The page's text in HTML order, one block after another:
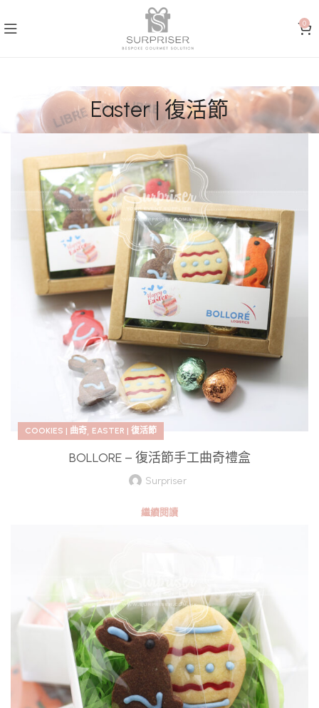
0
Easter | 復活節
COOKIES | 曲奇, EASTER | 復活節
BOLLORE – 復活節手工曲奇禮盒
Surpriser
繼續閱讀